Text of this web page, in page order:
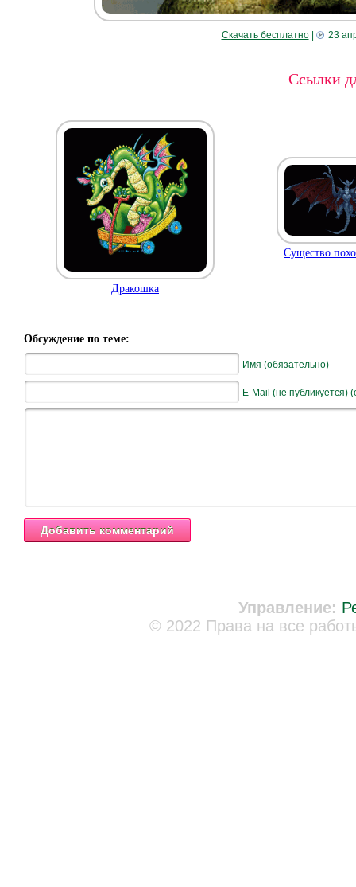
Скачать бесплатно| 23
Ссылки
Дракошка
Существо
Обсуждение по теме:
Имя (обязательно)
E-Mail (не публикуется)
Управление:
© 2022 Права на все